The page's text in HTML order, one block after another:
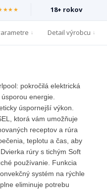
18+ rokov
Detail výrobcu
pokročilá elektrická
energie.
úspornejší výkon.
ktorá vám umožňuje
receptov a rúra
teplotu a čas, aby
rúry s tichým Soft
používanie. Funkcia
systém na rýchle
eliminuje potrebu